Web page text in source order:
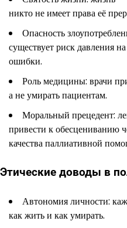
никто не имеет права её
Опасность
существует риск давления
ошибки.
Роль медицины: врачи
а не умирать пациентам.
Моральный прецедент:
привести к обесцениванию
качества паллиативной
Этические доводы в
Автономия личности:
как жить и как умирать.